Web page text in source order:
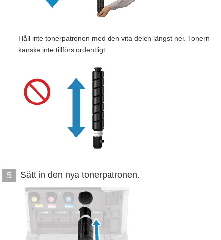
Håll inte tonerpatronen med den vita delen längst ner. Tonern
kanske inte tillförs ordentligt.
5 Sätt in den nya tonerpatronen.